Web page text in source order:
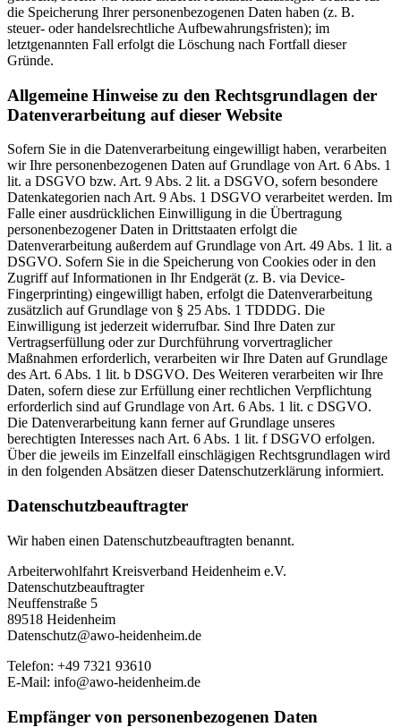
die Speicherung Ihrer personenbezogenen Daten haben (z. B.
steuer- oder handelsrechtliche Aufbewahrungsfristen); im
letztgenannten Fall erfolgt die Löschung nach Fortfall dieser
Gründe.
Allgemeine Hinweise zu den Rechtsgrundlagen der
Datenverarbeitung auf dieser Website
Sofern Sie in die Datenverarbeitung eingewilligt haben, verarbeiten
wir Ihre personenbezogenen Daten auf Grundlage von Art. 6 Abs. 1
lit. a DSGVO bzw. Art. 9 Abs. 2 lit. a DSGVO, sofern besondere
Datenkategorien nach Art. 9 Abs. 1 DSGVO verarbeitet werden. Im
Falle einer ausdrücklichen Einwilligung in die Übertragung
personenbezogener Daten in Drittstaaten erfolgt die
Datenverarbeitung außerdem auf Grundlage von Art. 49 Abs. 1 lit. a
DSGVO. Sofern Sie in die Speicherung von Cookies oder in den
Zugriff auf Informationen in Ihr Endgerät (z. B. via Device-
Fingerprinting) eingewilligt haben, erfolgt die Datenverarbeitung
zusätzlich auf Grundlage von § 25 Abs. 1 TDDDG. Die
Einwilligung ist jederzeit widerrufbar. Sind Ihre Daten zur
Vertragserfüllung oder zur Durchführung vorvertraglicher
Maßnahmen erforderlich, verarbeiten wir Ihre Daten auf Grundlage
des Art. 6 Abs. 1 lit. b DSGVO. Des Weiteren verarbeiten wir Ihre
Daten, sofern diese zur Erfüllung einer rechtlichen Verpflichtung
erforderlich sind auf Grundlage von Art. 6 Abs. 1 lit. c DSGVO.
Die Datenverarbeitung kann ferner auf Grundlage unseres
berechtigten Interesses nach Art. 6 Abs. 1 lit. f DSGVO erfolgen.
Über die jeweils im Einzelfall einschlägigen Rechtsgrundlagen wird
in den folgenden Absätzen dieser Datenschutzerklärung informiert.
Datenschutz­beauftragter
Wir haben einen Datenschutzbeauftragten benannt.
Arbeiterwohlfahrt Kreisverband Heidenheim e.V.
Datenschutzbeauftragter
Neuffenstraße 5
89518 Heidenheim
Datenschutz@awo-heidenheim.de
Telefon: +49 7321 93610
E-Mail: info@awo-heidenheim.de
Empfänger von personenbezogenen Daten